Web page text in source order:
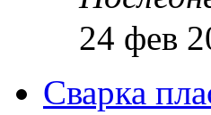
24 фев
Сварка